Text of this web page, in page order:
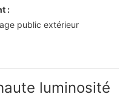
:
public extérieur
luminosité